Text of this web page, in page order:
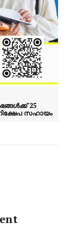
25
സഹായം